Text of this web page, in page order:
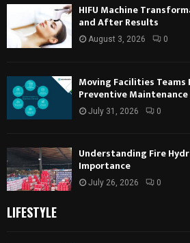
HIFU Machine
and After Results
August 3, 2026 0
Moving Facilities
Preventive Maintenance
July 31, 2026 0
Understanding Fire
Importance
July 26, 2026 0
LIFESTYLE